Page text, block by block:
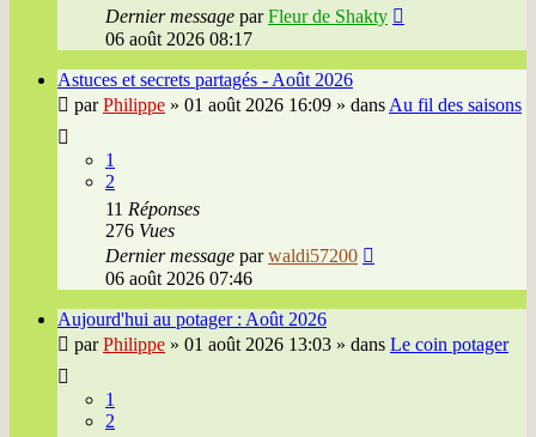
Dernier message parFleur de Shakty
06 août 2026 08:17
Astuces et secrets partagés - Août 2026
parPhilippe » 01 août 2026 16:09 » dans Au fil des saisons
1
2
11 Réponses
276 Vues
Dernier message parwaldi57200
06 août 2026 07:46
Aujourd'hui au potager : Août 2026
parPhilippe » 01 août 2026 13:03 » dans Le coin potager
1
2